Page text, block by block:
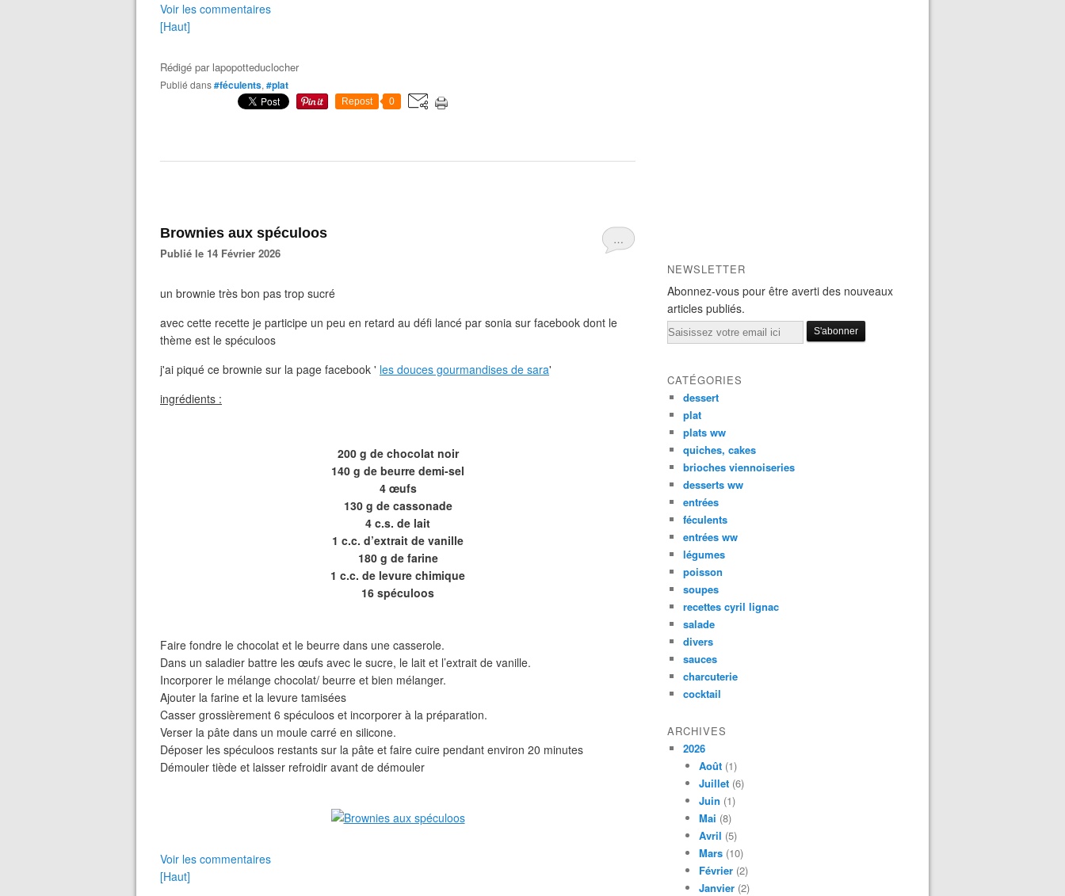
Voir les commentaires
[Haut]
Rédigé par lapopotteduclocher
Publié dans#féculents, #plat
Repost 0
…
Brownies aux spéculoos
Publié le 14 Février 2026
un brownie très bon pas trop sucré
avec cette recette je participe un peu en retard au défi lancé par sonia sur facebook dont le
thème est le spéculoos
j'ai piqué ce brownie sur la page facebook ' les douces gourmandises de sara'
ingrédients :
200 g de chocolat noir
140 g de beurre demi-sel
4 œufs
130 g de cassonade
4 c.s. de lait
1 c.c. d’extrait de vanille
180 g de farine
1 c.c. de levure chimique
16 spéculoos
Faire fondre le chocolat et le beurre dans une casserole.
Dans un saladier battre les œufs avec le sucre, le lait et l’extrait de vanille.
Incorporer le mélange chocolat/ beurre et bien mélanger.
Ajouter la farine et la levure tamisées
Casser grossièrement 6 spéculoos et incorporer à la préparation.
Verser la pâte dans un moule carré en silicone.
Déposer les spéculoos restants sur la pâte et faire cuire pendant environ 20 minutes
Démouler tiède et laisser refroidir avant de démouler
Voir les commentaires
[Haut]
NEWSLETTER
Abonnez-vous pour être averti des nouveaux
articles publiés.
Email
CATÉGORIES
dessert
plat
plats ww
quiches, cakes
brioches viennoiseries
desserts ww
entrées
féculents
entrées ww
légumes
poisson
soupes
recettes cyril lignac
salade
divers
sauces
charcuterie
cocktail
ARCHIVES
2026
Août (1)
Juillet (6)
Juin (1)
Mai (8)
Avril (5)
Mars (10)
Février (2)
Janvier (2)